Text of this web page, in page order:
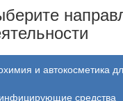
и автокосметика
средства